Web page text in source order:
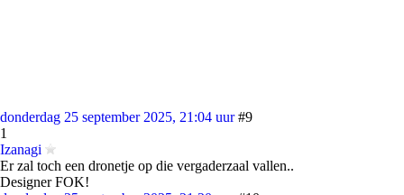
donderdag 25 september 2025, 21:04 uur #9
1
Izanagi
Er zal toch een dronetje op die vergaderzaal vallen..
Designer FOK!